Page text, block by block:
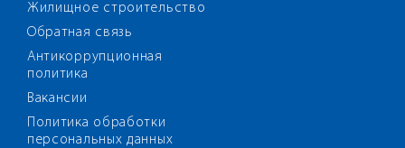
Жилищное строительство
Обратная связь
Антикоррупционная
политика
Вакансии
Политика обработки
персональных данных